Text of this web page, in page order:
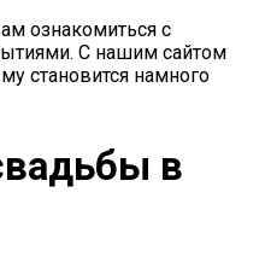
ознакомиться с
С нашим сайтом
становится намного
в